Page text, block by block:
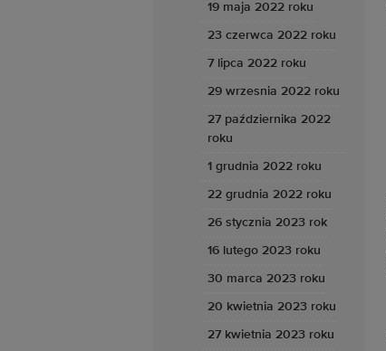
19 maja 2022 roku
23 czerwca 2022 roku
7 lipca 2022 roku
29 wrzesnia 2022 roku
27 października 2022
roku
1 grudnia 2022 roku
22 grudnia 2022 roku
26 stycznia 2023 rok
16 lutego 2023 roku
30 marca 2023 roku
20 kwietnia 2023 roku
27 kwietnia 2023 roku